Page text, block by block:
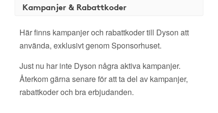
Kampanjer & Rabattkoder
Här finns kampanjer och rabattkoder till Dyson att
använda, exklusivt genom Sponsorhuset.
Just nu har inte Dyson några aktiva kampanjer.
Återkom gärna senare för att ta del av kampanjer,
rabattkoder och bra erbjudanden.